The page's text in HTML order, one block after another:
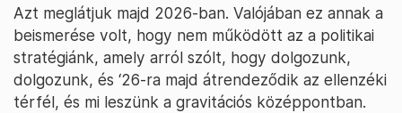
Azt meglátjuk majd 2026-ban. Valójában ez annak a
beismerése volt, hogy nem működött az a politikai
stratégiánk, amely arról szólt, hogy dolgozunk,
dolgozunk, és ‘26-ra majd átrendeződik az ellenzéki
térfél, és mi leszünk a gravitációs középpontban.